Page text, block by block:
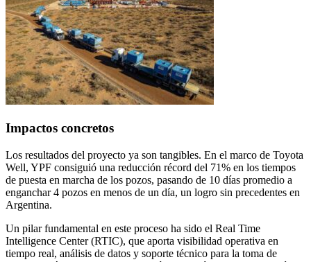
Impactos concretos
Los resultados del proyecto ya son tangibles. En el marco de Toyota
Well, YPF consiguió una reducción récord del 71% en los tiempos
de puesta en marcha de los pozos, pasando de 10 días promedio a
enganchar 4 pozos en menos de un día, un logro sin precedentes en
Argentina.
Un pilar fundamental en este proceso ha sido el Real Time
Intelligence Center (RTIC), que aporta visibilidad operativa en
tiempo real, análisis de datos y soporte técnico para la toma de